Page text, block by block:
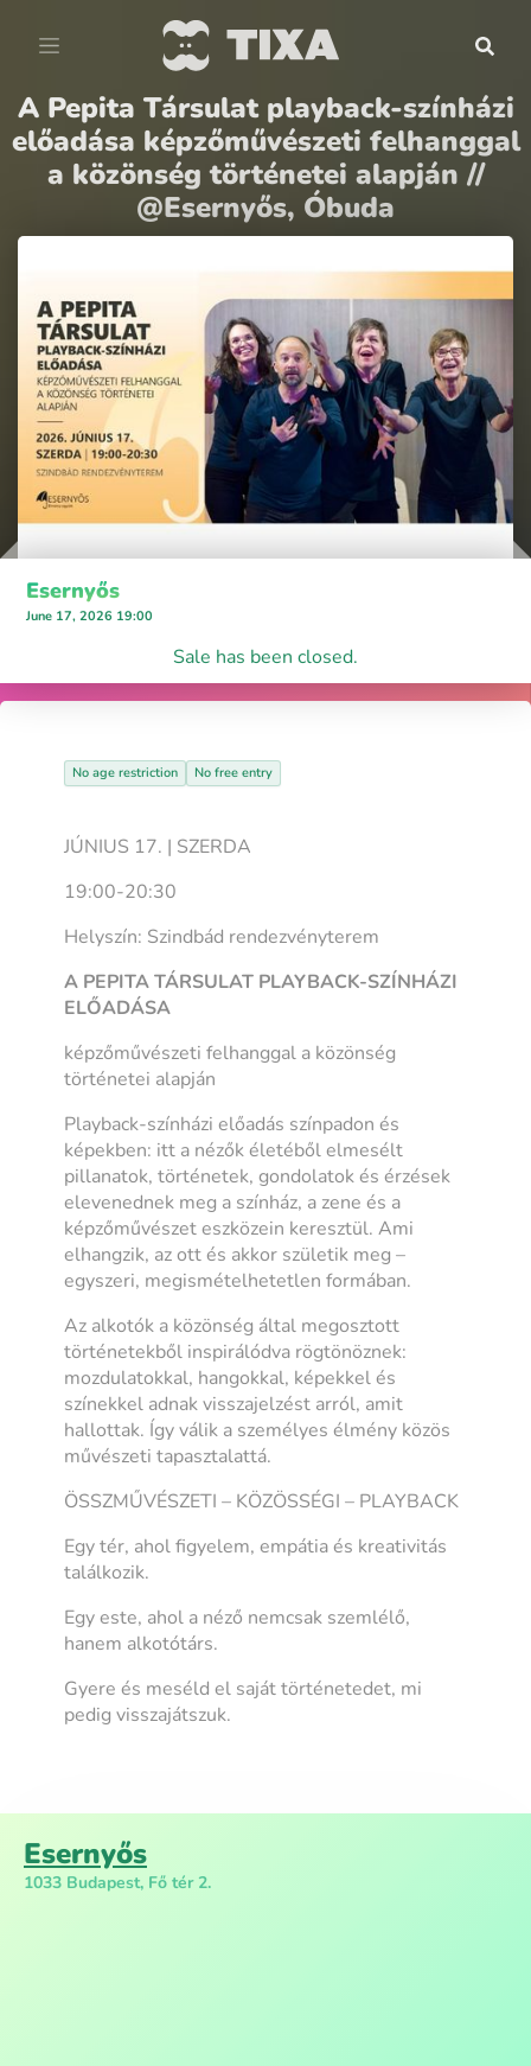
A Pepita Társulat playback-színházi
előadása képzőművészeti felhanggal
a közönség történetei alapján //
@Esernyős, Óbuda
Esernyős
June 17, 2026 19:00
Sale has been closed.
No age restriction No free entry
JÚNIUS 17. | SZERDA
19:00-20:30
Helyszín: Szindbád rendezvényterem
A PEPITA TÁRSULAT PLAYBACK-SZÍNHÁZI
ELŐADÁSA
képzőművészeti felhanggal a közönség
történetei alapján
Playback-színházi előadás színpadon és
képekben: itt a nézők életéből elmesélt
pillanatok, történetek, gondolatok és érzések
elevenednek meg a színház, a zene és a
képzőművészet eszközein keresztül. Ami
elhangzik, az ott és akkor születik meg –
egyszeri, megismételhetetlen formában.
Az alkotók a közönség által megosztott
történetekből inspirálódva rögtönöznek:
mozdulatokkal, hangokkal, képekkel és
színekkel adnak visszajelzést arról, amit
hallottak. Így válik a személyes élmény közös
művészeti tapasztalattá.
ÖSSZMŰVÉSZETI – KÖZÖSSÉGI – PLAYBACK
Egy tér, ahol figyelem, empátia és kreativitás
találkozik.
Egy este, ahol a néző nemcsak szemlélő,
hanem alkotótárs.
Gyere és meséld el saját történetedet, mi
pedig visszajátszuk.
Esernyős
1033 Budapest, Fő tér 2.